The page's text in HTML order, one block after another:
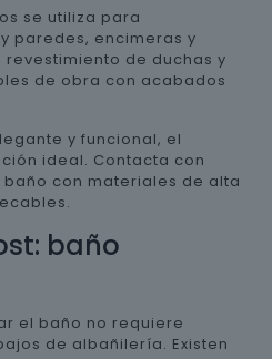
se utiliza para
paredes, encimeras y
de duchas y
de obra con acabados
y funcional, el
ideal. Contacta con
con materiales de alta
baño
el baño no requiere
de albañilería. Existen